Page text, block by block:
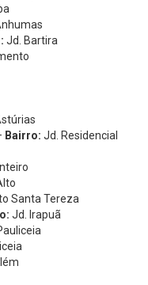
Jd. Bartira
Bairro: Jd. Residencial
Santa Tereza
Jd. Irapuã